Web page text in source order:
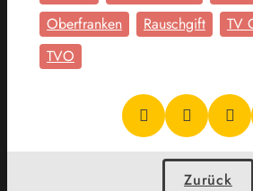
Oberfranken
Rauschgift
TV
TVO
Zurück